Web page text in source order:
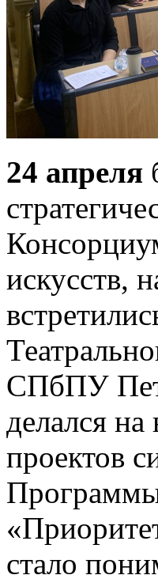
24 апреля
искусств,
СПбПУ
делался
проектов
Программы
стало